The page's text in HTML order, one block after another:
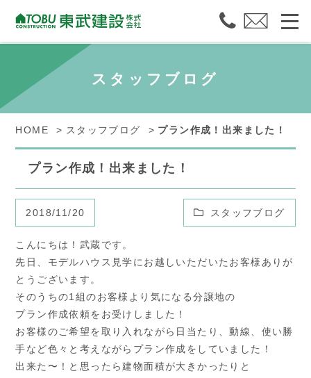
スタッフブログ
HOME スタッフブログ プラン作成！出来ました！
プラン作成！出来ました！
2018/11/20 スタッフブログ
こんにちは！武蔵です。
先日、モデルハウス見学にお越しいただいたお客様ありが
とうございます。
そのうちの1組のお客様より気になる分譲地の
プラン作成依頼をお受けしました！
お客様のご希望を取り入れながら日当たり、動線、使い勝
手など色々と考えながらプラン作成をしていました！
出来た〜！と思ったら建物面積が大きかったりと